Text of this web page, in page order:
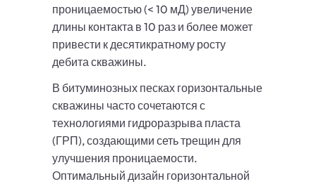
проницаемостью (< 10 мД) увеличение
длины контакта в 10 раз и более может
привести к десятикратному росту
дебита скважины.
В битуминозных песках горизонтальные
скважины часто сочетаются с
технологиями гидроразрыва пласта
(ГРП), создающими сеть трещин для
улучшения проницаемости.
Оптимальный дизайн горизонтальной